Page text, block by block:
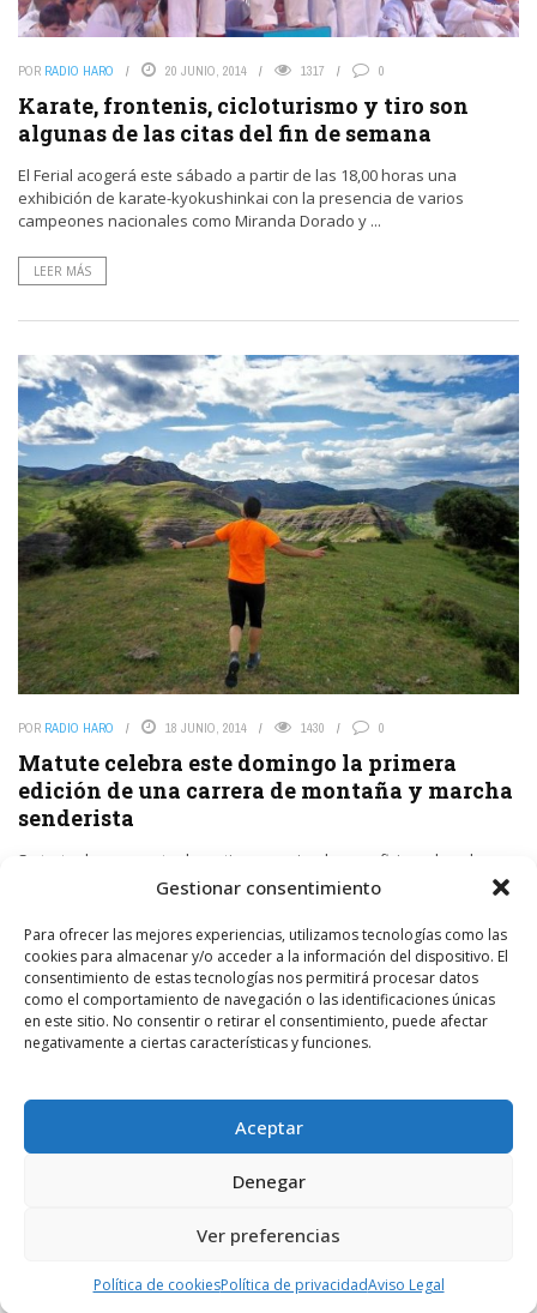
Gestionar consentimiento
Para ofrecer las mejores experiencias, utilizamos tecnologías como las
cookies para almacenar y/o acceder a la información del dispositivo. El
consentimiento de estas tecnologías nos permitirá procesar datos
como el comportamiento de navegación o las identificaciones únicas
en este sitio. No consentir o retirar el consentimiento, puede afectar
negativamente a ciertas características y funciones.
Aceptar
Denegar
Ver preferencias
Política de cookiesPolítica de privacidadAviso Legal
POR RADIO HARO 20 JUNIO, 2014 1317 0
Karate, frontenis, cicloturismo y tiro son
algunas de las citas del fin de semana
El Ferial acogerá este sábado a partir de las 18,00 horas una
exhibición de karate-kyokushinkai con la presencia de varios
campeones nacionales como Miranda Dorado y ...
LEER MÁS
POR RADIO HARO 18 JUNIO, 2014 1430 0
Matute celebra este domingo la primera
edición de una carrera de montaña y marcha
senderista
Se trata de un evento deportivo organizado por aficionados al
senderismo y la montaña naturales de Matute, convencidos de que
LEER MÁS
Haro y Naxara con el reto de alcanzar la
Haro Deportivo y Naxara sueñan con lograr llegar a la ronda final.